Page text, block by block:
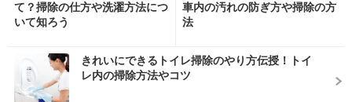
て？掃除の仕方や洗濯方法につ
いて知ろう
車内の汚れの防ぎ方や掃除の方
法
きれいにできるトイレ掃除のやり方伝授！トイ
レ内の掃除方法やコツ